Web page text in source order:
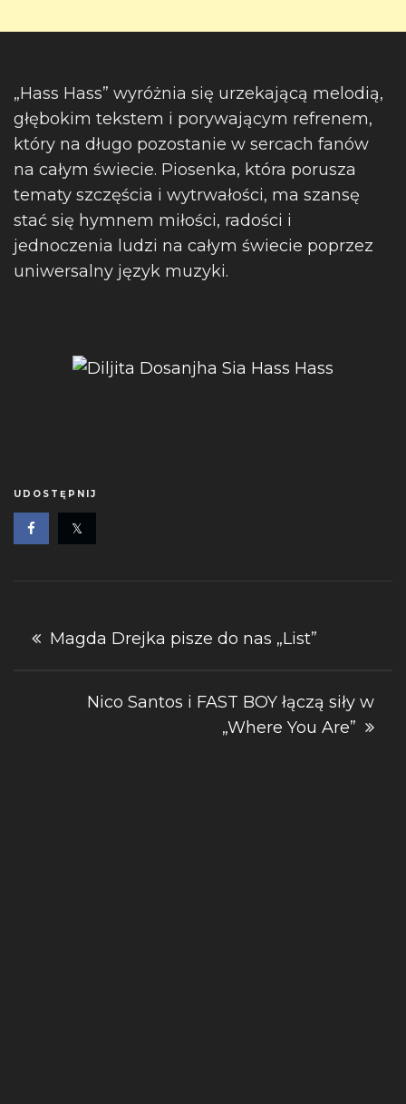
„Hass Hass” wyróżnia się urzekającą melodią,
głębokim tekstem i porywającym refrenem,
który na długo pozostanie w sercach fanów
na całym świecie. Piosenka, która porusza
tematy szczęścia i wytrwałości, ma szansę
stać się hymnem miłości, radości i
jednoczenia ludzi na całym świecie poprzez
uniwersalny język muzyki.
UDOSTĘPNIJ
Nawigacja
Magda Drejka pisze do nas „List”
Nico Santos i FAST BOY łączą siły w
„Where You Are”